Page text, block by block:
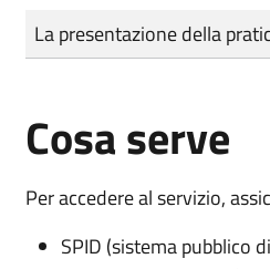
Tipo di pagamento
Importo
La presentazione della
Cosa serve
Per accedere al servizio,
SPID (sistema pubblico